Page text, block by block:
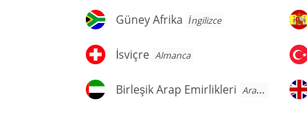
Güney
Güney Afrika İngilizce
İsviçre
İsviçre Almanca
Birleşik
Birleşik Arap Emirlikleri Arapça